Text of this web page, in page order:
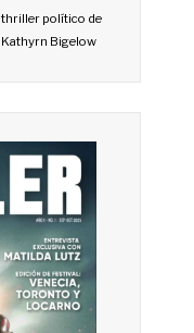
thriller político de
Kathyrn Bigelow